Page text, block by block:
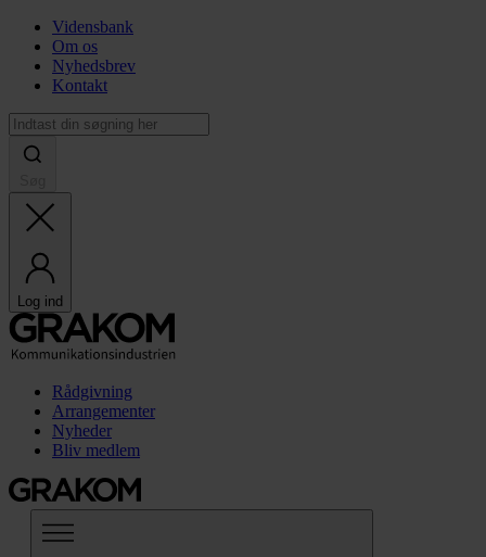
Vidensbank
Om os
Nyhedsbrev
Kontakt
Log ind
Rådgivning
Arrangementer
Nyheder
Bliv medlem